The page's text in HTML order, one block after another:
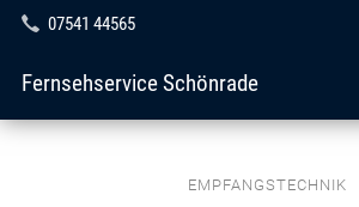
07541 44565
Fernsehservice Schönrade
EMPFANGSTECHNIK